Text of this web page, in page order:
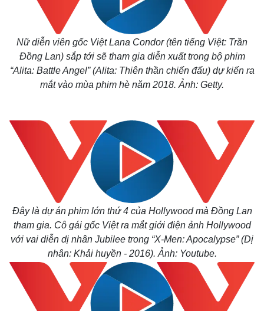
Nữ diễn viên gốc Việt Lana Condor (tên tiếng Việt: Trần
Đồng Lan) sắp tới sẽ tham gia diễn xuất trong bộ phim
“Alita: Battle Angel” (Alita: Thiên thần chiến đấu) dự kiến ra
mắt vào mùa phim hè năm 2018. Ảnh: Getty.
Đây là dự án phim lớn thứ 4 của Hollywood mà Đồng Lan
tham gia. Cô gái gốc Việt ra mắt giới điện ảnh Hollywood
với vai diễn dị nhân Jubilee trong “X-Men: Apocalypse” (Dị
nhân: Khải huyền - 2016). Ảnh: Youtube.